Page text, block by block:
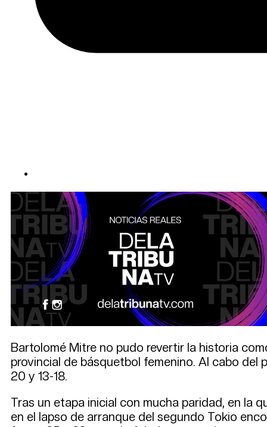
Bartolomé Mitre no pudo revertir la historia
provincial de básquetbol femenino. Al cabo del
20 y 13-18.
Tras un etapa inicial con mucha paridad, en la
en el lapso de arranque del segundo Tokio